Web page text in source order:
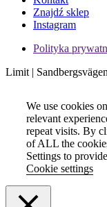
Znajdź sklep
Instagram
Polityka
Limit |
We use cookies
relevant
repeat visits. By
of ALL the
Settings to
Cookie settings